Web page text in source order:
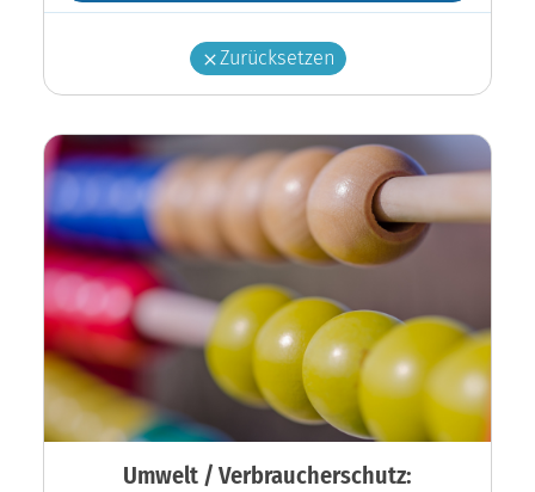
Zurücksetzen
Umwelt / Verbraucherschutz: